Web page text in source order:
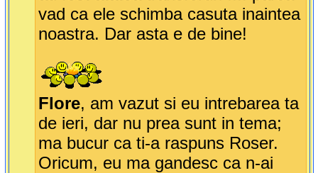
vad ca ele schimba casuta inaintea
noastra. Dar asta e de bine!
Flore, am vazut si eu intrebarea ta
de ieri, dar nu prea sunt in tema;
ma bucur ca ti-a raspuns Roser.
Oricum, eu ma gandesc ca n-ai